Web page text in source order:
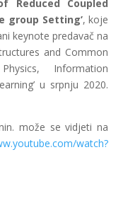
Reduced Coupled
group Setting’, koje
keynote predavač na
and Common
Information
u srpnju 2020.
može se vidjeti na
watch?